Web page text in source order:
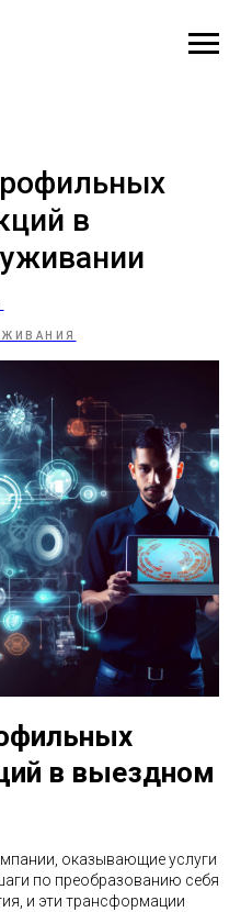
в
в выездном
оказывающие услуги
по преобразованию себя
и эти трансформации